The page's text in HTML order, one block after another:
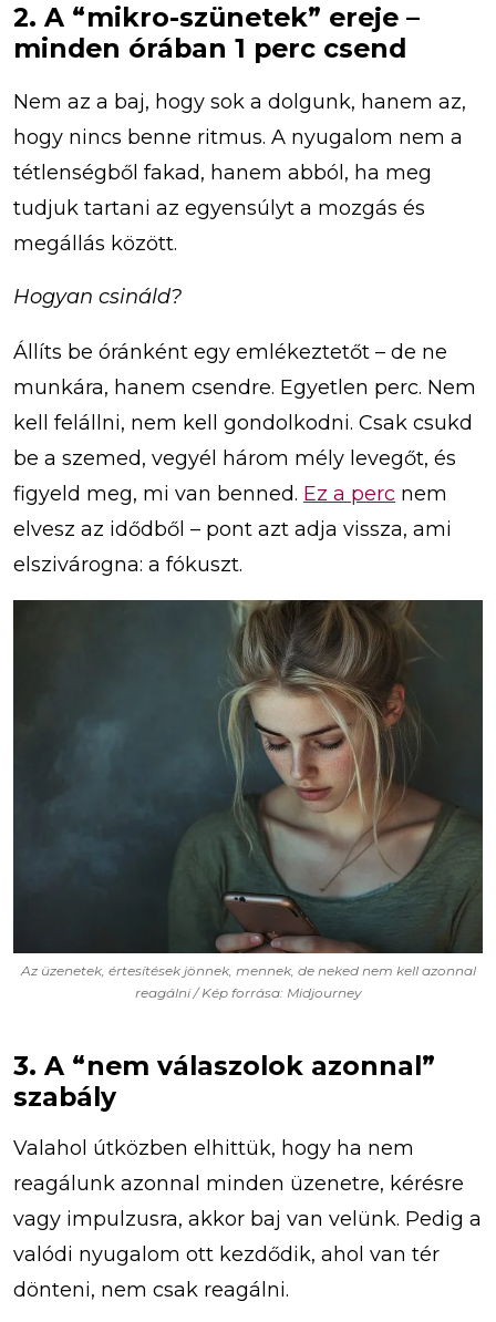
2. A “mikro-szünetek” ereje –
minden órában 1 perc csend
Nem az a baj, hogy sok a dolgunk, hanem az,
hogy nincs benne ritmus. A nyugalom nem a
tétlenségből fakad, hanem abból, ha meg
tudjuk tartani az egyensúlyt a mozgás és
megállás között.
Hogyan csináld?
Állíts be óránként egy emlékeztetőt – de ne
munkára, hanem csendre. Egyetlen perc. Nem
kell felállni, nem kell gondolkodni. Csak csukd
be a szemed, vegyél három mély levegőt, és
figyeld meg, mi van benned. Ez a perc nem
elvesz az idődből – pont azt adja vissza, ami
elszivárogna: a fókuszt.
Az üzenetek, értesítések jönnek, mennek, de neked nem kell azonnal
reagálni / Kép forrása: Midjourney
3. A “nem válaszolok azonnal”
szabály
Valahol útközben elhittük, hogy ha nem
reagálunk azonnal minden üzenetre, kérésre
vagy impulzusra, akkor baj van velünk. Pedig a
valódi nyugalom ott kezdődik, ahol van tér
dönteni, nem csak reagálni.